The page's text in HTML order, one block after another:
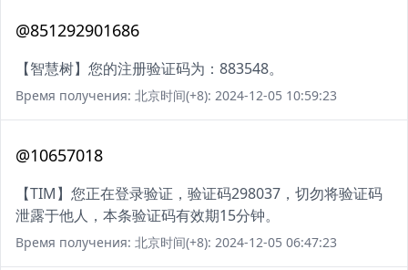
@851292901686
【智慧树】您的注册验证码为：883548。
Время получения: 北京时间(+8): 2024-12-05 10:59:23
@10657018
【TIM】您正在登录验证，验证码298037，切勿将验证码
泄露于他人，本条验证码有效期15分钟。
Время получения: 北京时间(+8): 2024-12-05 06:47:23